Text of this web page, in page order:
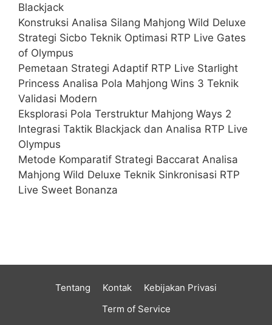
Blackjack
Konstruksi Analisa Silang Mahjong Wild Deluxe
Strategi Sicbo Teknik Optimasi RTP Live Gates
of Olympus
Pemetaan Strategi Adaptif RTP Live Starlight
Princess Analisa Pola Mahjong Wins 3 Teknik
Validasi Modern
Eksplorasi Pola Terstruktur Mahjong Ways 2
Integrasi Taktik Blackjack dan Analisa RTP Live
Olympus
Metode Komparatif Strategi Baccarat Analisa
Mahjong Wild Deluxe Teknik Sinkronisasi RTP
Live Sweet Bonanza
Tentang Kontak
Kebijakan Privasi
Term of Service